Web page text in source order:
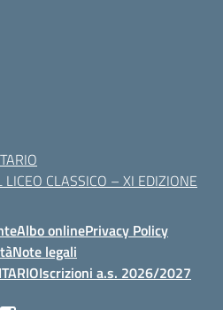
CLASSICO – XI EDIZIONE
Albo onlinePrivacy Policy
Note legali
Iscrizioni a.s. 2026/2027